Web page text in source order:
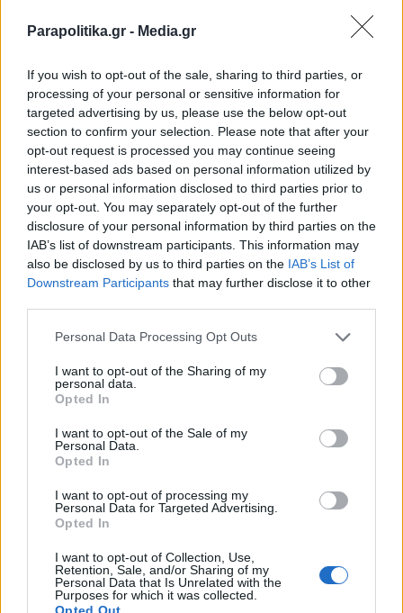
Parapolitika.gr - Media.gr
If you wish to opt-out of the sale, sharing to third parties, or
processing of your personal or sensitive information for
targeted advertising by us, please use the below opt-out
section to confirm your selection. Please note that after your
opt-out request is processed you may continue seeing
interest-based ads based on personal information utilized by
us or personal information disclosed to third parties prior to
your opt-out. You may separately opt-out of the further
disclosure of your personal information by third parties on the
IAB’s list of downstream participants. This information may
also be disclosed by us to third parties on the IAB’s List of
Downstream Participants that may further disclose it to other
Personal Data Processing Opt Outs
I want to opt-out of the Sharing of my
personal data.
Opted In
I want to opt-out of the Sale of my
Personal Data.
Opted In
I want to opt-out of processing my
Personal Data for Targeted Advertising.
Opted In
I want to opt-out of Collection, Use,
Retention, Sale, and/or Sharing of my
Personal Data that Is Unrelated with the
Purposes for which it was collected.
Opted Out
ΠΑΡΑΠΟΛΙΤΙΚΑ 07.03.2024 17:18
Φεστιβάλ ΚΝΕ: Μποφίλιου και
Κουτσούμπα λόγω των ομόφυλων
ζευγαριών
Εγγραφή στο newsletter
Αποδέχομαι τους
και την πολιτική απορρήτου
X